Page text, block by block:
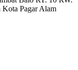
Pagar Alam